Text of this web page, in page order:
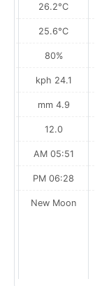
26.2°C
25.6°C
80%
24.1 kph
4.9 mm
12.0
05:51 AM
06:28 PM
New Moon